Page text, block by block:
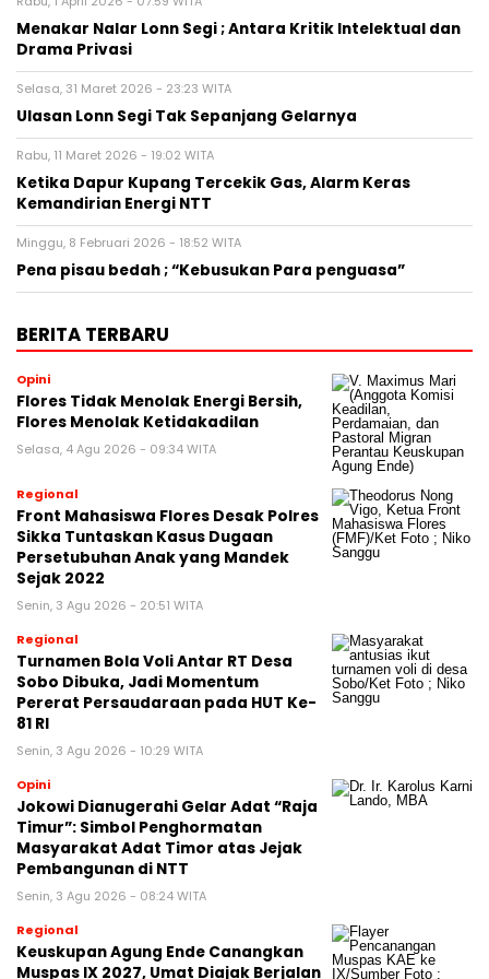
Menakar Nalar Lonn Segi ; Antara Kritik Intelektual dan
Drama Privasi
Selasa, 31 Maret 2026 - 23:23 WITA
Ulasan Lonn Segi Tak Sepanjang Gelarnya
Rabu, 11 Maret 2026 - 19:02 WITA
Ketika Dapur Kupang Tercekik Gas, Alarm Keras
Kemandirian Energi NTT
Minggu, 8 Februari 2026 - 18:52 WITA
Pena pisau bedah ; “Kebusukan Para penguasa”
BERITA TERBARU
Opini
Flores Tidak Menolak Energi Bersih,
Flores Menolak Ketidakadilan
Selasa, 4 Agu 2026 - 09:34 WITA
Regional
Front Mahasiswa Flores Desak Polres
Sikka Tuntaskan Kasus Dugaan
Persetubuhan Anak yang Mandek
Sejak 2022
Senin, 3 Agu 2026 - 20:51 WITA
Regional
Turnamen Bola Voli Antar RT Desa
Sobo Dibuka, Jadi Momentum
Pererat Persaudaraan pada HUT Ke-
81 RI
Senin, 3 Agu 2026 - 10:29 WITA
Opini
Jokowi Dianugerahi Gelar Adat “Raja
Timur”: Simbol Penghormatan
Masyarakat Adat Timor atas Jejak
Pembangunan di NTT
Senin, 3 Agu 2026 - 08:24 WITA
Regional
Keuskupan Agung Ende Canangkan
Muspas IX 2027, Umat Diajak Berjalan